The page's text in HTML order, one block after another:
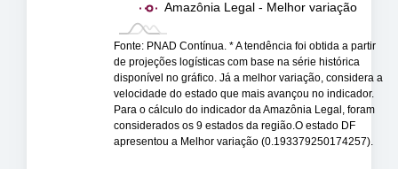
Amazônia Legal - Melhor variação
Fonte: PNAD Contínua. * A tendência foi obtida a partir
de projeções logísticas com base na série histórica
disponível no gráfico. Já a melhor variação, considera a
velocidade do estado que mais avançou no indicador.
Para o cálculo do indicador da Amazônia Legal, foram
considerados os 9 estados da região.O estado DF
apresentou a Melhor variação (0.193379250174257).